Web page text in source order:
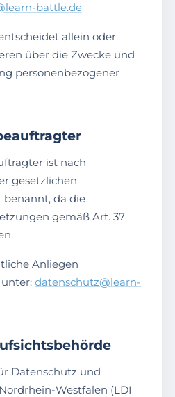
battle.de
allein oder
über die Zwecke und
personenbezogener
ist nach
gesetzlichen
da die
gemäß Art. 37
Anliegen
datenschutz@learn-
Datenschutz und
Westfalen (LDI